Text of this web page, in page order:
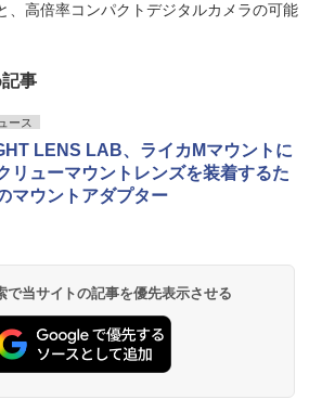
、高倍率コンパクトデジタルカメラの可能
事
ース
LENS LAB、ライカMマウントに
リューマウントレンズを装着するた
マウントアダプター
で当サイトの記事を優先表示させる